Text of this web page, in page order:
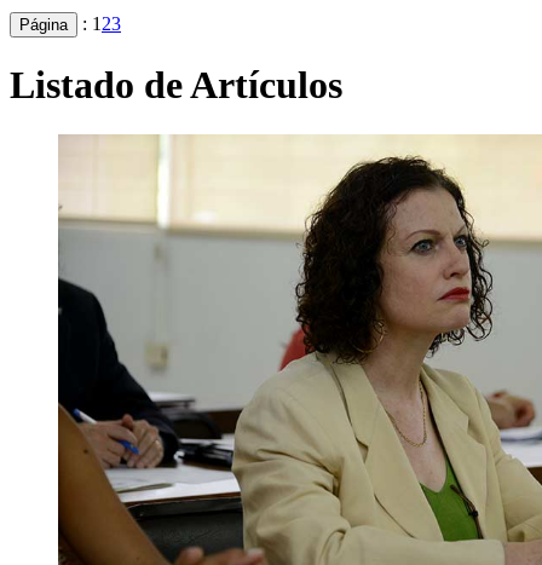
Página : 1 23
Listado de Artículos